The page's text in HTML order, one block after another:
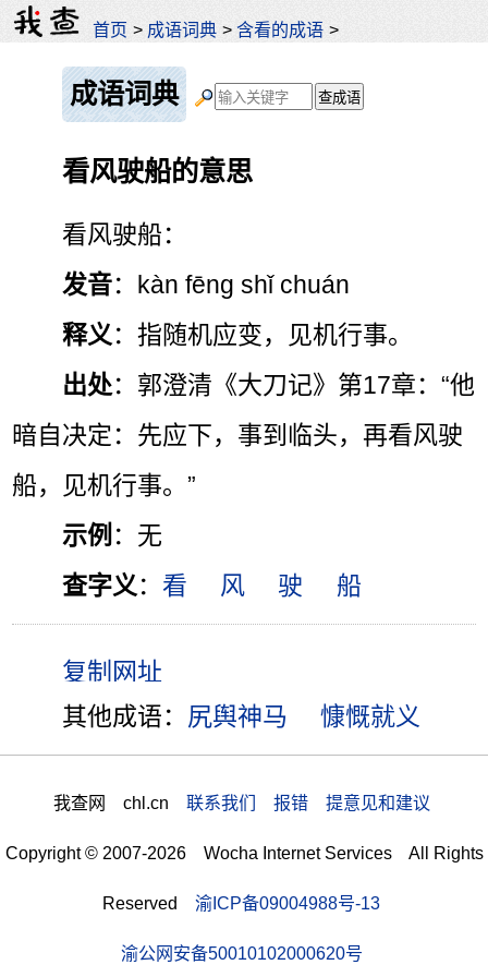
首页 > 成语词典 >含看的成语 >
成语词典
看风驶船的意思
看风驶船：
发音：kàn fēng shǐ chuán
释义 ：指随机应变，见机行事。
出处：郭澄清《大刀记》第17章：“他
暗自决定：先应下，事到临头，再看风驶
船，见机行事。”
示例 ：无
查字义 ： 看 风 驶 船
其他成语： 尻舆神马 慷慨就义
我查网 chl.cn 联系我们 报错 提意见和建议
Copyright © 2007-2026 Wocha Internet Services All Rights
Reserved 渝ICP备09004988号-13
渝公网安备50010102000620号